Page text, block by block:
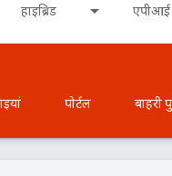
हाइब्रिड एपीआई
पोर्टल बाहरी